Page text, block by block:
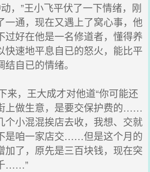
，”王小飞平伏了一下情绪，刚
一通，现在又遇上了窝心事，他
过好在他是一名修道者，懂得养
快速地平息自已的怒火，能比平
自已的情绪。
，王大成才对他道“你可能还
上做生意，是要交保护费的……
个小混混挨店去收，我想、交就
是咱一家店交……但是这个月的
加了，原先是三百块钱，现在突
……”